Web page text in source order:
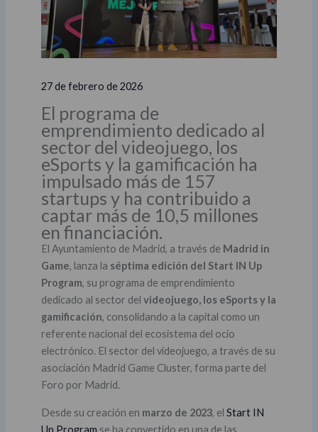
27 de febrero de 2026
El programa de
emprendimiento dedicado al
sector del videojuego, los
eSports y la gamificación ha
impulsado más de 157
startups y ha contribuido a
captar más de 10,5 millones
en financiación.
El Ayuntamiento de Madrid, a través de Madrid in
Game, lanza la séptima edición del Start IN Up
Program, su programa de emprendimiento
dedicado al sector del videojuego, los eSports y la
gamificación, consolidando a la capital como un
referente nacional del ecosistema del ocio
electrónico. El sector del videojuego, a través de su
asociación Madrid Game Cluster, forma parte del
Foro por Madrid.
Desde su creación en marzo de 2023, el Start IN
Up Program se ha convertido en una de las